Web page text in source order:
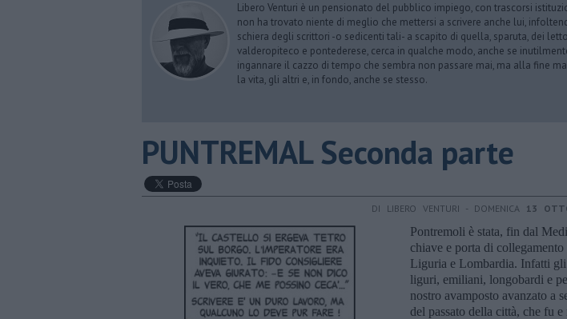
Libero Venturi è un pensionato del pubblico impiego, con trascorsi
non ha trovato niente di meglio che mettersi a scrivere anche lui,
schiera degli scrittori -o sedicenti tali- a scapito di quella, sparuta, dei
valderopiteco e pontederese, cerca in qualche modo, anche se
ingannare il cazzo di tempo che sembra non passare mai, ma alla fine
la vita, gli altri e, in fondo, anche se stesso.
PUNTREMAL Seconda parte
DI LIBERO VENTURI - DOMENICA 13
Pontremoli è stata, fin dal
chiave e porta di
Liguria e Lombardia. Infatti gli
liguri, emiliani, longobardi e
nostro avamposto avanzato a
del passato della città, che fu e